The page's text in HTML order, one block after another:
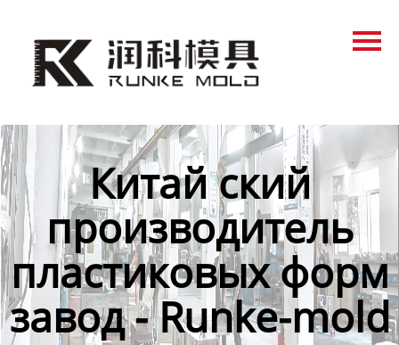
Продукция
Контакты
Китай ский
производитель
пластиковых форм
завод - Runke-mold